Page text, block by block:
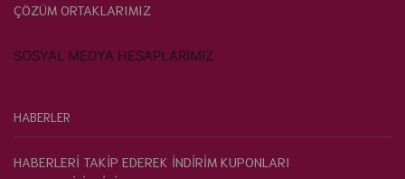
ÇÖZÜM ORTAKLARIMIZ
SOSYAL MEDYA HESAPLARIMIZ
HABERLER
HABERLERİ TAKİP EDEREK İNDİRİM KUPONLARI